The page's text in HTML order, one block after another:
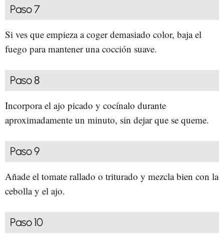
Paso 7
Si ves que empieza a coger demasiado color, baja el
fuego para mantener una cocción suave.
Paso 8
Incorpora el ajo picado y cocínalo durante
aproximadamente un minuto, sin dejar que se queme.
Paso 9
Añade el tomate rallado o triturado y mezcla bien con la
cebolla y el ajo.
Paso 10